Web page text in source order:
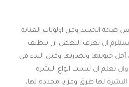
صحة الجسد ومن اولويات العناية
ان يعرف البعض ان تنظيف
حيويتها ونضارتها وقبل البدء في
نعلم ان ليست انواع البشرة
لها طرق ومزايا محددة لها،